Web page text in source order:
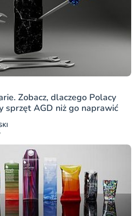
Zobacz, dlaczego Polacy
sprzęt AGD niż go naprawić